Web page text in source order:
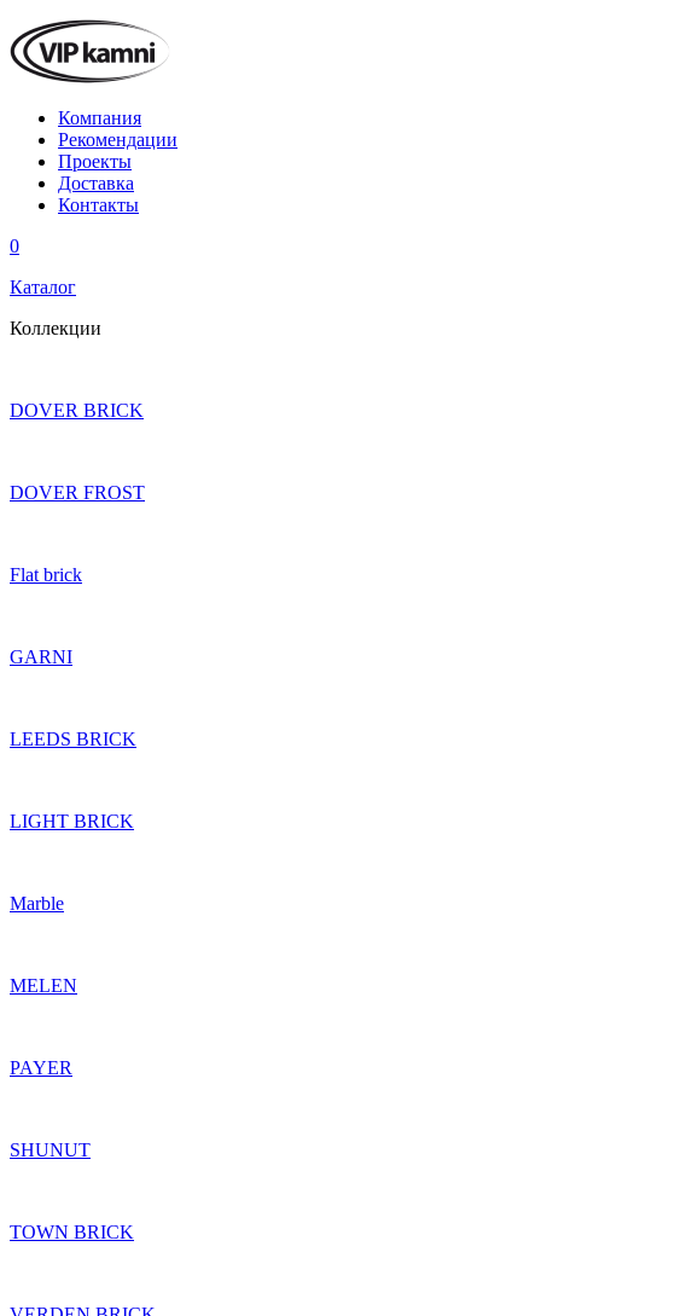
Компания
Рекомендации
Проекты
Доставка
Контакты
0
Каталог
Коллекции
DOVER BRICK
DOVER FROST
Flat brick
GARNI
LEEDS BRICK
LIGHT BRICK
Marble
MELEN
PAYER
SHUNUT
TOWN BRICK